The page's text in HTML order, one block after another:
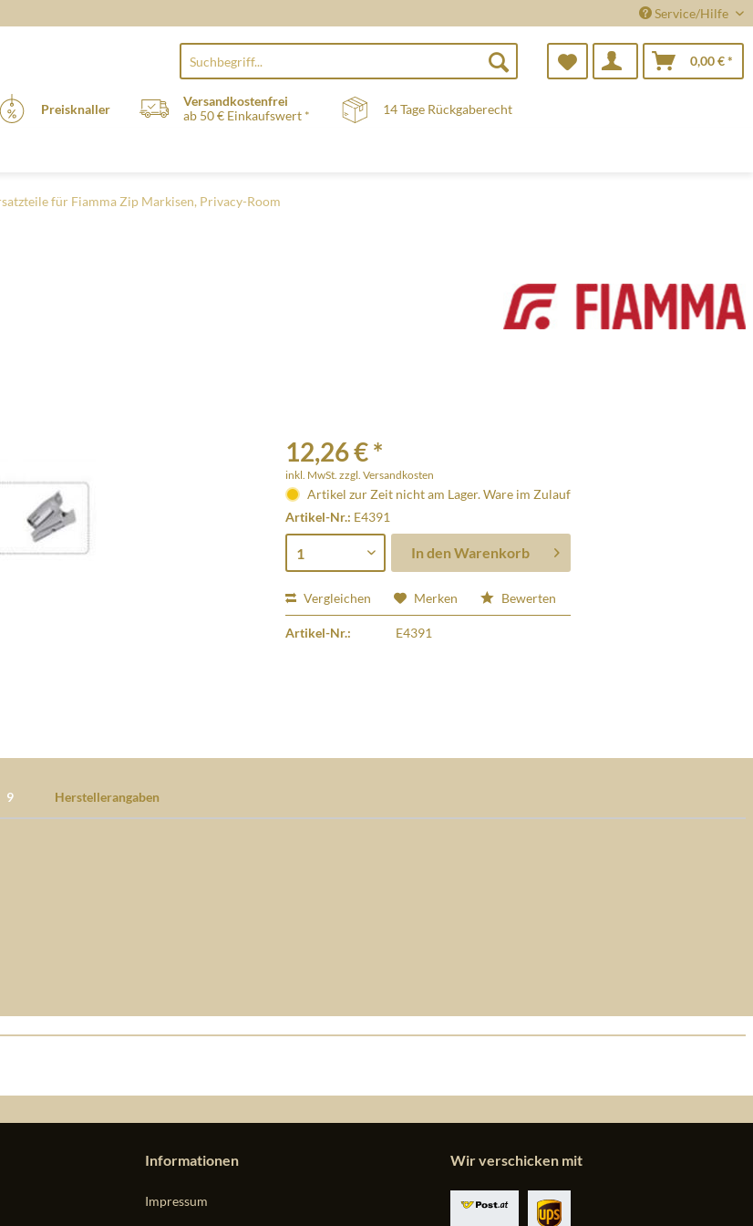
Service/Hilfe
0,00 € *
Preisknaller
Versandkostenfrei
ab 50 € Einkaufswert *
14 Tage Rückgaberecht
für Fiamma Zip Markisen, Privacy-Room
12,26 € *
inkl. MwSt.zzgl. Versandkosten
Artikel zur Zeit nicht am Lager. Ware im Zulauf
Artikel-Nr.: E4391
In den Warenkorb
Vergleichen Merken Bewerten
Artikel-Nr.: E4391
9 Herstellerangaben
Informationen
Impressum
Wir verschicken mit